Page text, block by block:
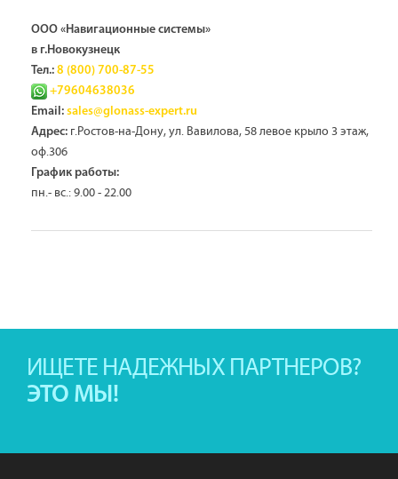
ООО «Навигационные системы»
в г.Новокузнецк
Тел.: 8 (800) 700-87-55
+79604638036
Email: sales@glonass-expert.ru
Адрес: г.Ростов-на-Дону, ул. Вавилова, 58 левое крыло 3 этаж,
оф.306
График работы:
пн.- вс.: 9.00 - 22.00
ИЩЕТЕ НАДЕЖНЫХ ПАРТНЕРОВ?
ЭТО МЫ!